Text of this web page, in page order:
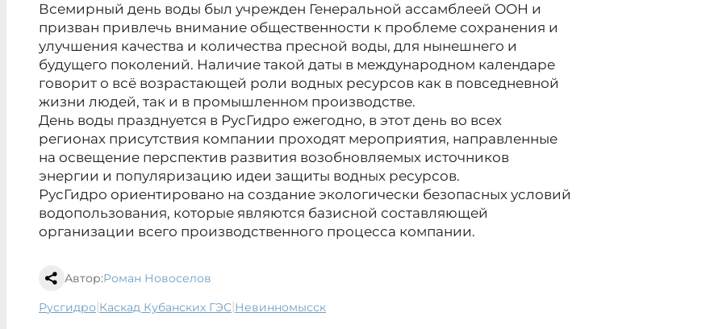
Всемирный день воды был учрежден Генеральной ассамблеей ООН и
призван привлечь внимание общественности к проблеме сохранения и
улучшения качества и количества пресной воды, для нынешнего и
будущего поколений. Наличие такой даты в международном календаре
говорит о всё возрастающей роли водных ресурсов как в повседневной
жизни людей, так и в промышленном производстве.
День воды празднуется в РусГидро ежегодно, в этот день во всех
регионах присутствия компании проходят мероприятия, направленные
на освещение перспектив развития возобновляемых источников
энергии и популяризацию идеи защиты водных ресурсов.
РусГидро ориентировано на создание экологически безопасных условий
водопользования, которые являются базисной составляющей
организации всего производственного процесса компании.
Автор:Роман Новоселов
Русгидро| Каскад Кубанских ГЭС| Невинномысск